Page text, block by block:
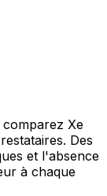
Xe
Des
et l'absence
à chaque